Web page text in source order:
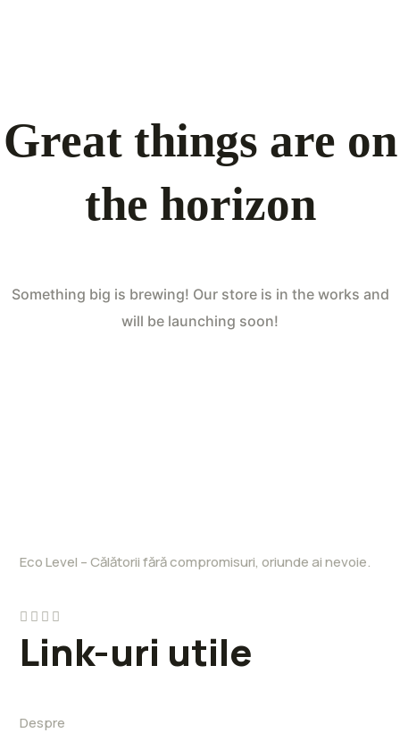
Great things are on
the horizon
Something big is brewing! Our store is in the works and
will be launching soon!
Eco Level – Călătorii fără compromisuri, oriunde ai nevoie.
Link-uri utile
Despre